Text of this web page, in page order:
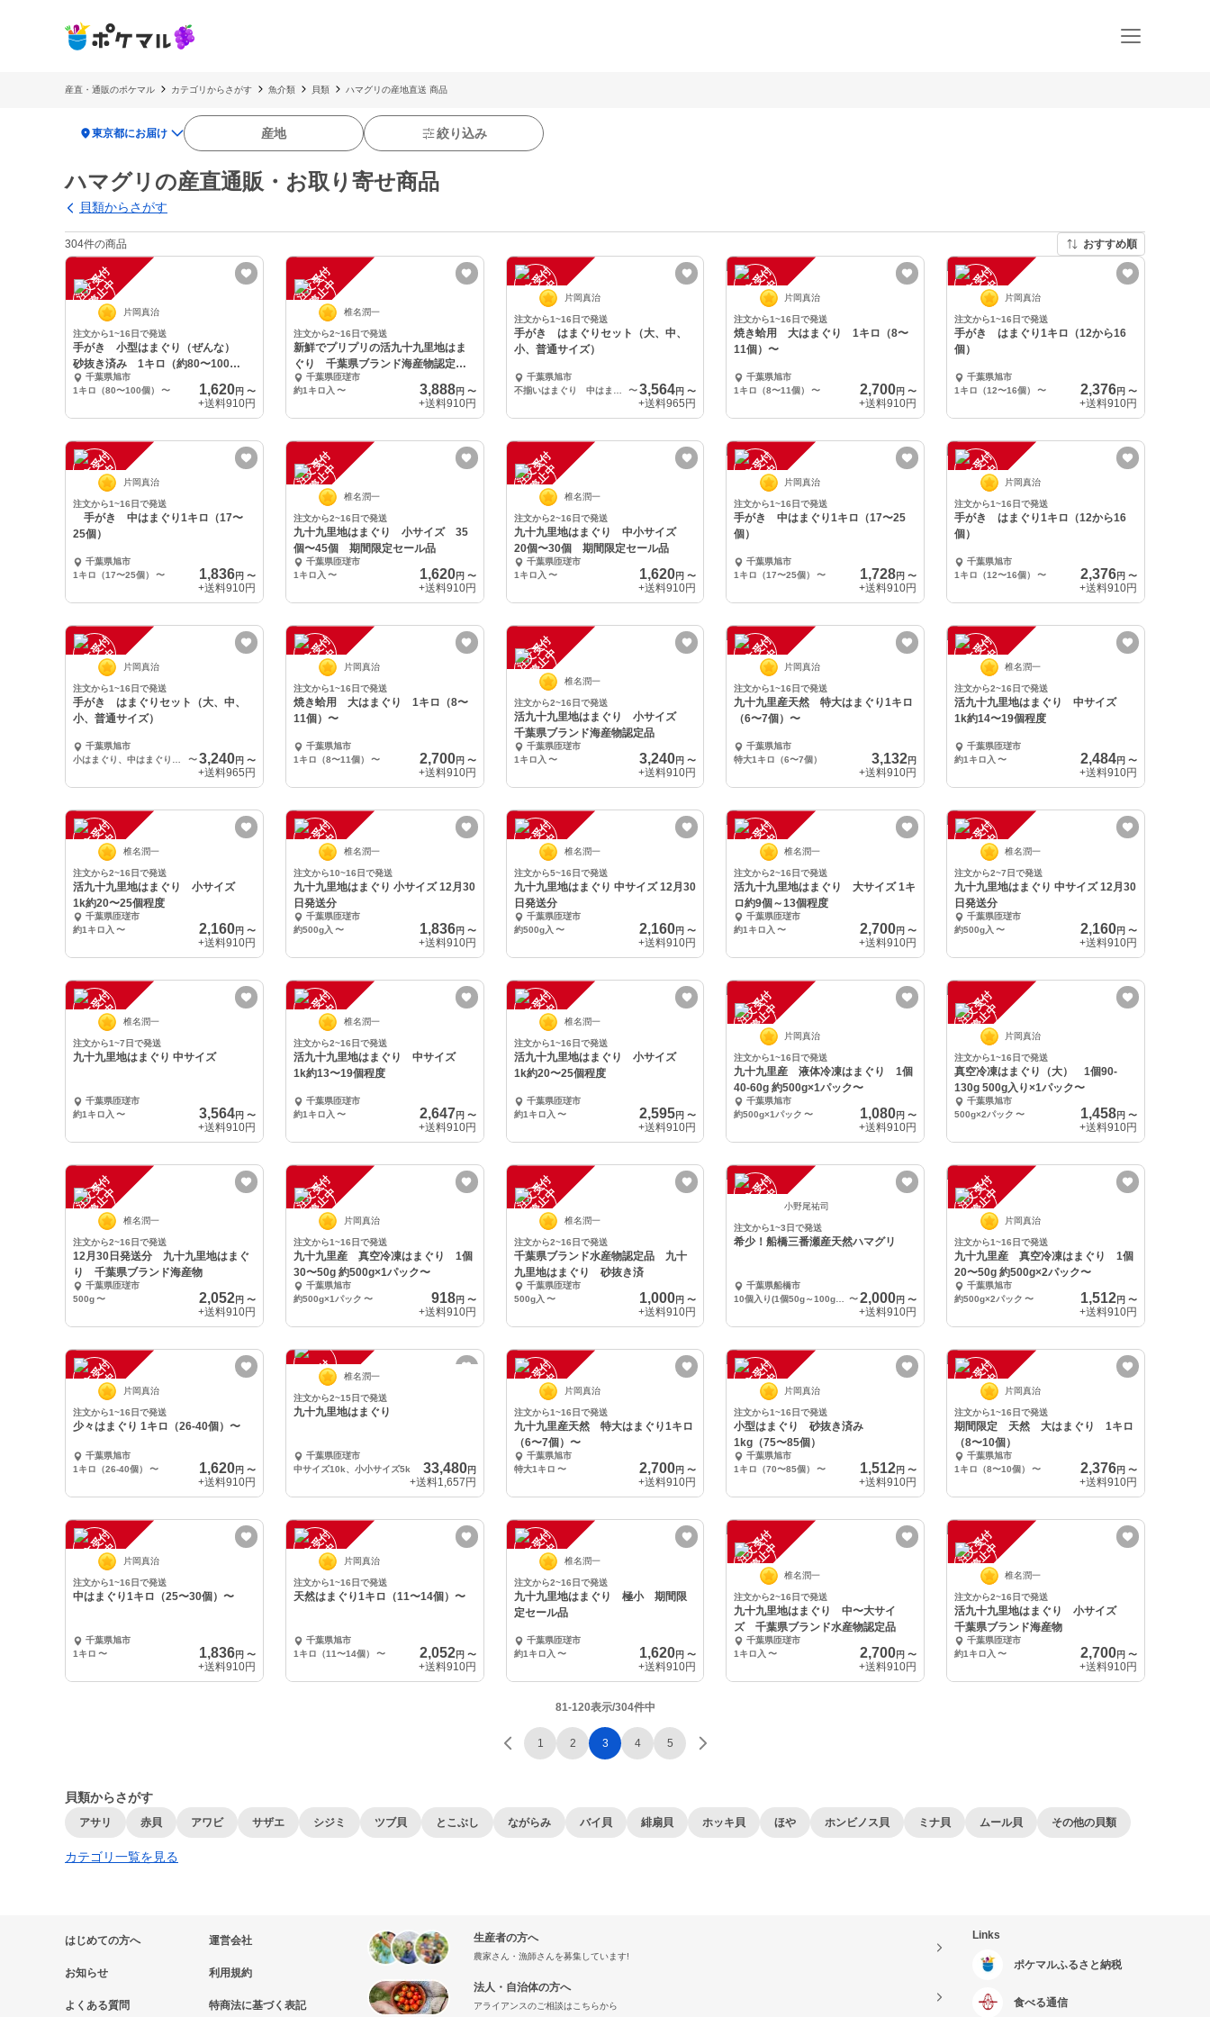
産直・通販のポケマル カテゴリからさがす 魚介類 貝類 ハマグリの産地直送 商品
location_on東京都にお届け 産地 絞り込み
ハマグリの産直通販・お取り寄せ商品
貝類からさがす
304件の商品 おすすめ順
注
文
受
付
停
止
中
片岡真治
注文から1~16日で発送
手がき 小型はまぐり（ぜんな）
砂抜き済み 1キロ（約80〜100
個）〜
千葉県旭市
1キロ（80〜100個）
〜 1,620円 〜
+送料910円
注
文
受
付
停
止
中
椎名潤一
注文から2~16日で発送
新鮮でプリプリの活九十九里地はま
ぐり 千葉県ブランド海産物認定品
約8個〜14個
千葉県匝瑳市
約1キロ入 〜 3,888円 〜
+送料910円
注
文
受
付
停
止
中 片岡真治
注文から1~16日で発送
手がき はまぐりセット（大、中、
小、普通サイズ）
千葉県旭市
〜 3,564円〜
+送料965円
注
文
受
付
停
止
中 片岡真治
注文から1~16日で発送
焼き蛤用 大はまぐり 1キロ（8〜
11個）〜
千葉県旭市
1キロ（8〜11個）
〜 2,700円〜
+送料910円
注
文
受
付
停
止
中 片岡真治
注文から1~16日で発送
手がき はまぐり1キロ（12から16
個）
千葉県旭市
1キロ（12〜16個）
〜 2,376円 〜
+送料910円
注
文
受
付
停
止
中 片岡真治
注文から1~16日で発送
手がき 中はまぐり1キロ（17〜
25個）
千葉県旭市
1キロ（17〜25個）
〜 1,836円 〜
+送料910円
注
文
受
付
停
止
中
椎名潤一
注文から2~16日で発送
九十九里地はまぐり 小サイズ 35
個〜45個 期間限定セール品
千葉県匝瑳市
1キロ入 〜 1,620円 〜
+送料910円
注
文
受
付
停
止
中
椎名潤一
注文から2~16日で発送
九十九里地はまぐり 中小サイズ
20個〜30個 期間限定セール品
千葉県匝瑳市
1キロ入 〜 1,620円〜
+送料910円
注
文
受
付
停
止
中 片岡真治
注文から1~16日で発送
手がき 中はまぐり1キロ（17〜25
個）
千葉県旭市
1キロ（17〜25個）
〜 1,728円〜
+送料910円
注
文
受
付
停
止
中 片岡真治
注文から1~16日で発送
手がき はまぐり1キロ（12から16
個）
千葉県旭市
1キロ（12〜16個）
〜 2,376円 〜
+送料910円
注
文
受
付
停
止
中 片岡真治
注文から1~16日で発送
手がき はまぐりセット（大、中、
小、普通サイズ）
千葉県旭市
〜 3,240円 〜
+送料965円
注
文
受
付
停
止
中 片岡真治
注文から1~16日で発送
焼き蛤用 大はまぐり 1キロ（8〜
11個）〜
千葉県旭市
1キロ（8〜11個）
〜 2,700円 〜
+送料910円
注
文
受
付
停
止
中
椎名潤一
注文から2~16日で発送
活九十九里地はまぐり 小サイズ
千葉県ブランド海産物認定品
千葉県匝瑳市
1キロ入 〜 3,240円〜
+送料910円
注
文
受
付
停
止
中 片岡真治
注文から1~16日で発送
九十九里産天然 特大はまぐり1キロ
（6〜7個）〜
千葉県旭市
特大1キロ（6〜7個）
3,132円
+送料910円
注
文
受
付
停
止
中 椎名潤一
注文から2~16日で発送
活九十九里地はまぐり 中サイズ
1k約14〜19個程度
千葉県匝瑳市
約1キロ入 〜 2,484円 〜
+送料910円
注
文
受
付
停
止
中 椎名潤一
注文から2~16日で発送
活九十九里地はまぐり 小サイズ
1k約20〜25個程度
千葉県匝瑳市
約1キロ入 〜 2,160円 〜
+送料910円
注
文
受
付
停
止
中 椎名潤一
注文から10~16日で発送
九十九里地はまぐり 小サイズ 12月30
日発送分
千葉県匝瑳市
約500g入 〜 1,836円 〜
+送料910円
注
文
受
付
停
止
中 椎名潤一
注文から5~16日で発送
九十九里地はまぐり 中サイズ 12月30
日発送分
千葉県匝瑳市
約500g入 〜 2,160円〜
+送料910円
注
文
受
付
停
止
中 椎名潤一
注文から2~16日で発送
活九十九里地はまぐり 大サイズ 1キ
ロ約9個～13個程度
千葉県匝瑳市
約1キロ入 〜 2,700円〜
+送料910円
注
文
受
付
停
止
中 椎名潤一
注文から2~7日で発送
九十九里地はまぐり 中サイズ 12月30
日発送分
千葉県匝瑳市
約500g入 〜 2,160円 〜
+送料910円
注
文
受
付
停
止
中 椎名潤一
注文から1~7日で発送
九十九里地はまぐり 中サイズ
千葉県匝瑳市
約1キロ入 〜 3,564円 〜
+送料910円
注
文
受
付
停
止
中 椎名潤一
注文から2~16日で発送
活九十九里地はまぐり 中サイズ
1k約13〜19個程度
千葉県匝瑳市
約1キロ入 〜 2,647 円 〜
+送料910円
注
文
受
付
停
止
中 椎名潤一
注文から1~16日で発送
活九十九里地はまぐり 小サイズ
1k約20〜25個程度
千葉県匝瑳市
約1キロ入 〜 2,595円〜
+送料910円
注
文
受
付
停
止
中
片岡真治
注文から1~16日で発送
九十九里産 液体冷凍はまぐり 1個
40-60g 約500g×1パック〜
千葉県旭市
約500g×1パック 〜 1,080円〜
+送料910円
注
文
受
付
停
止
中
片岡真治
注文から1~16日で発送
真空冷凍はまぐり（大） 1個90-
130g 500g入り×1パック〜
千葉県旭市
500g×2パック 〜 1,458円 〜
+送料910円
注
文
受
付
停
止
中
椎名潤一
注文から2~16日で発送
12月30日発送分 九十九里地はまぐ
り 千葉県ブランド海産物
千葉県匝瑳市
500g〜 2,052円 〜
+送料910円
注
文
受
付
停
止
中
片岡真治
注文から1~16日で発送
九十九里産 真空冷凍はまぐり 1個
30〜50g 約500g×1パック〜
千葉県旭市
約500g×1パック 〜 918円 〜
+送料910円
注
文
受
付
停
止
中
椎名潤一
注文から2~16日で発送
千葉県ブランド水産物認定品 九十
九里地はまぐり 砂抜き済
千葉県匝瑳市
500g入 〜 1,000円〜
+送料910円
注
文
受
付
停
止
中 小野尾祐司
注文から1~3日で発送
希少！船橋三番瀬産天然ハマグリ
千葉県船橋市
〜2,000円〜
+送料910円
注
文
受
付
停
止
中
片岡真治
注文から1~16日で発送
九十九里産 真空冷凍はまぐり 1個
20〜50g 約500g×2パック〜
千葉県旭市
約500g×2パック 〜 1,512円 〜
+送料910円
注
文
受
付
停
止
中 片岡真治
注文から1~16日で発送
少々はまぐり 1キロ（26-40個）〜
千葉県旭市
1キロ（26-40個）
〜 1,620円 〜
+送料910円
注
文
受
付
停
止
中 椎名潤一
注文から2~15日で発送
九十九里地はまぐり
千葉県匝瑳市
中サイズ10k、小小サイズ5k
33,480円
+送料1,657円
注
文
受
付
停
止
中 片岡真治
注文から1~16日で発送
九十九里産天然 特大はまぐり1キロ
（6〜7個）〜
千葉県旭市
特大1キロ 〜 2,700円〜
+送料910円
注
文
受
付
停
止
中 片岡真治
注文から1~16日で発送
小型はまぐり 砂抜き済み
1kg（75〜85個）
千葉県旭市
1キロ（70〜85個）
〜 1,512円〜
+送料910円
注
文
受
付
停
止
中 片岡真治
注文から1~16日で発送
期間限定 天然 大はまぐり 1キロ
（8〜10個）
千葉県旭市
1キロ（8〜10個）
〜 2,376円 〜
+送料910円
注
文
受
付
停
止
中 片岡真治
注文から1~16日で発送
中はまぐり1キロ（25〜30個）〜
千葉県旭市
1キロ 〜 1,836円 〜
+送料910円
注
文
受
付
停
止
中 片岡真治
注文から1~16日で発送
天然はまぐり1キロ（11〜14個）〜
千葉県旭市
1キロ（11〜14個）
〜 2,052円 〜
+送料910円
注
文
受
付
停
止
中 椎名潤一
注文から2~16日で発送
九十九里地はまぐり 極小 期間限
定セール品
千葉県匝瑳市
約1キロ入 〜 1,620円〜
+送料910円
注
文
受
付
停
止
中
椎名潤一
注文から2~16日で発送
九十九里地はまぐり 中〜大サイ
ズ 千葉県ブランド水産物認定品
千葉県匝瑳市
1キロ入 〜 2,700円〜
+送料910円
注
文
受
付
停
止
中
椎名潤一
注文から2~16日で発送
活九十九里地はまぐり 小サイズ
千葉県ブランド海産物
千葉県匝瑳市
約1キロ入 〜 2,700円 〜
+送料910円
81-120表示/304件中
1 2 3 4 5
貝類からさがす
アサリ 赤貝 アワビ サザエ シジミ ツブ貝 とこぶし ながらみ バイ貝 緋扇貝 ホッキ貝 ほや ホンビノス貝 ミナ貝 ムール貝 その他の貝類
カテゴリ一覧を見る
はじめての方へ
お知らせ
よくある質問
運営会社
利用規約
特商法に基づく表記
生産者の方へ
農家さん・漁師さんを募集しています!
法人・自治体の方へ
アライアンスのご相談はこちらから
Links
ポケマルふるさと納税
食べる通信